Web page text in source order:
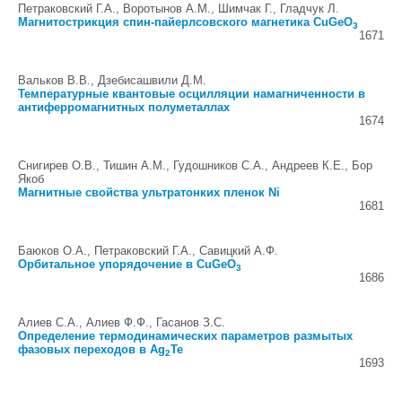
Петраковский Г.А., Воротынов А.М., Шимчак Г., Гладчук Л.
Магнитострикция спин-пайерлсовского магнетика CuGeO3
1671
Вальков В.В., Дзебисашвили Д.М.
Температурные квантовые осцилляции намагниченности в
антиферромагнитных полуметаллах
1674
Снигирев О.В., Тишин А.М., Гудошников С.А., Андреев К.Е., Бор
Якоб
Магнитные свойства ультратонких пленок Ni
1681
Баюков О.А., Петраковский Г.А., Савицкий А.Ф.
Орбитальное упорядочение в CuGeO3
1686
Алиев С.А., Алиев Ф.Ф., Гасанов З.С.
Определение термодинамических параметров размытых
фазовых переходов в Ag2Te
1693